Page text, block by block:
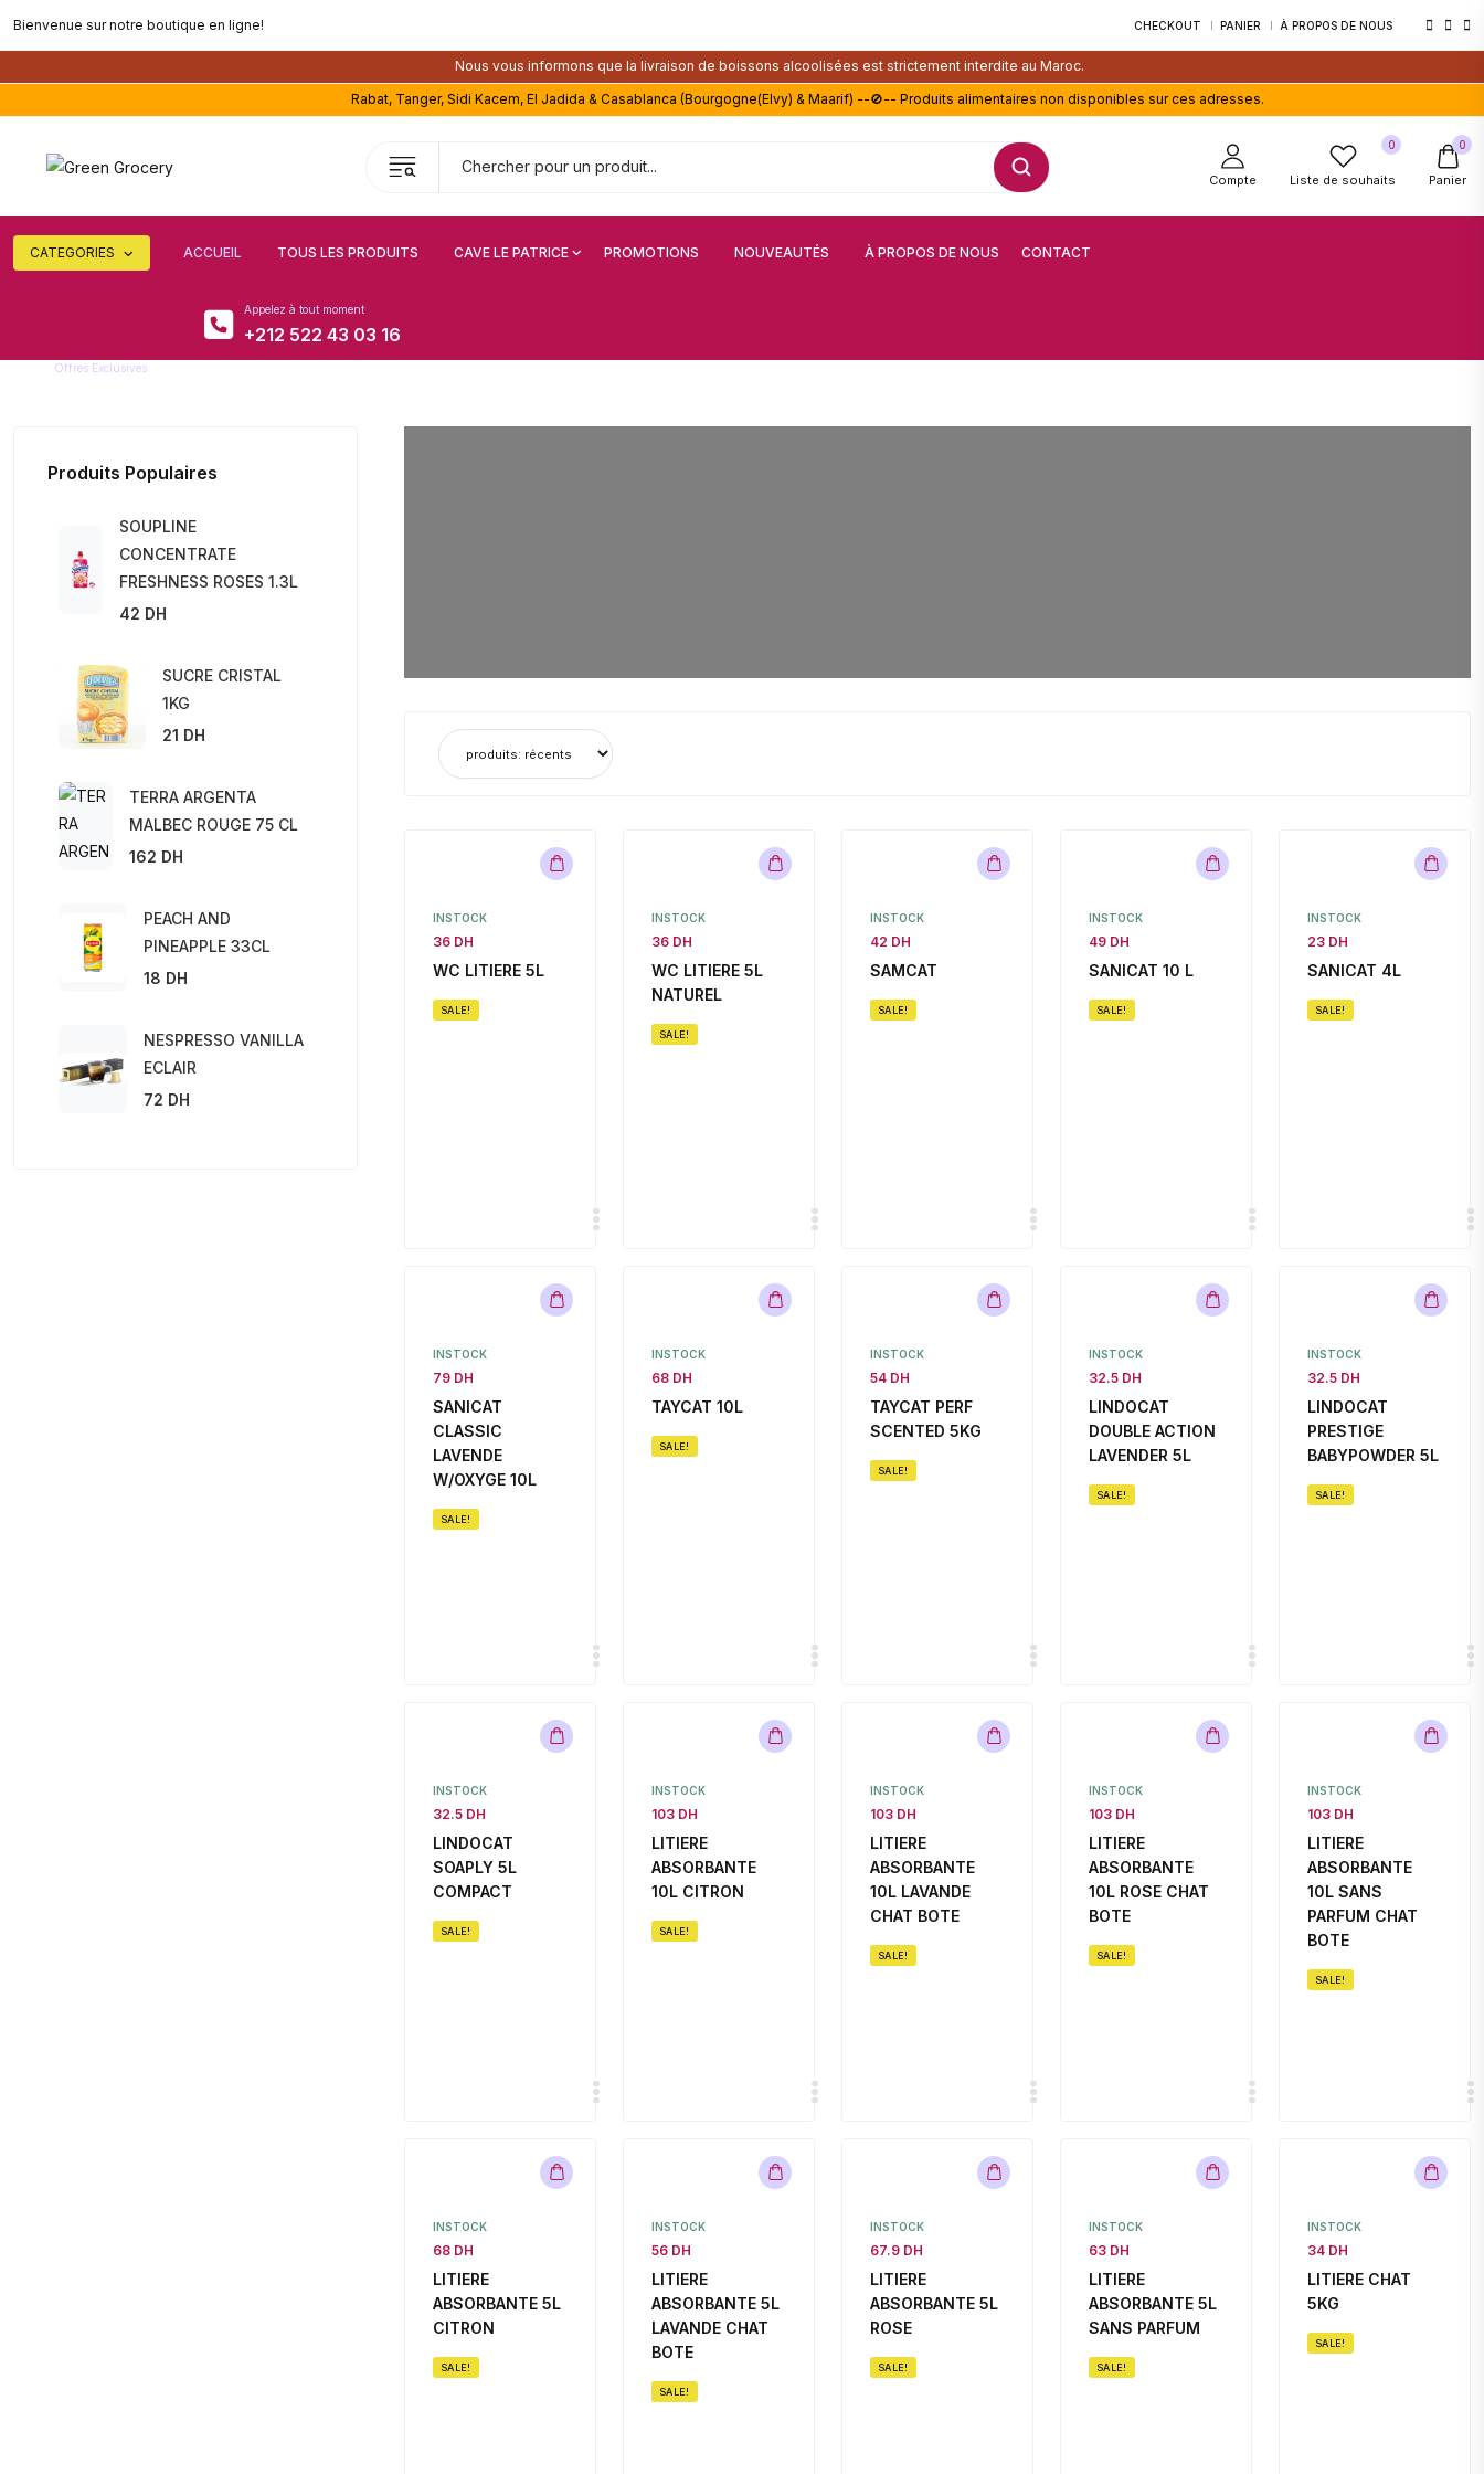
Bienvenue sur notre boutique en ligne! CHECKOUT PANIER À PROPOS DE NOUS
Nous vous informons que la livraison de boissons alcoolisées est strictement interdite au Maroc.
Rabat, Tanger, Sidi Kacem, El Jadida & Casablanca (Bourgogne(Elvy) & Maarif) --🚫-- Produits alimentaires non disponibles sur ces adresses.
Compte
0
Liste de souhaits
0
Panier
CATEGORIES ACCUEIL TOUS LES PRODUITS CAVE LE PATRICE PROMOTIONS NOUVEAUTÉS À PROPOS DE NOUS CONTACT
Offres Exclusives
Appelez à tout moment
+212 522 43 03 16
Produits Populaires
SOUPLINE
CONCENTRATE
FRESHNESS ROSES 1.3L
42 DH
SUCRE CRISTAL
1KG
21 DH
TERRA ARGENTA
MALBEC ROUGE 75 CL
162 DH
PEACH AND
PINEAPPLE 33CL
18 DH
NESPRESSO VANILLA
ECLAIR
72 DH
INSTOCK
36 DH
WC LITIERE 5L
SALE!
INSTOCK
36 DH
WC LITIERE 5L
NATUREL
SALE!
INSTOCK
42 DH
SAMCAT
SALE!
INSTOCK
49 DH
SANICAT 10 L
SALE!
INSTOCK
23 DH
SANICAT 4L
SALE!
INSTOCK
79 DH
SANICAT
CLASSIC
LAVENDE
W/OXYGE 10L
SALE!
INSTOCK
68 DH
TAYCAT 10L
SALE!
INSTOCK
54 DH
TAYCAT PERF
SCENTED 5KG
SALE!
INSTOCK
32.5 DH
LINDOCAT
DOUBLE ACTION
LAVENDER 5L
SALE!
INSTOCK
32.5 DH
LINDOCAT
PRESTIGE
BABYPOWDER 5L
SALE!
INSTOCK
32.5 DH
LINDOCAT
SOAPLY 5L
COMPACT
SALE!
INSTOCK
103 DH
LITIERE
ABSORBANTE
10L CITRON
SALE!
INSTOCK
103 DH
LITIERE
ABSORBANTE
10L LAVANDE
CHAT BOTE
SALE!
INSTOCK
103 DH
LITIERE
ABSORBANTE
10L ROSE CHAT
BOTE
SALE!
INSTOCK
103 DH
LITIERE
ABSORBANTE
10L SANS
PARFUM CHAT
BOTE
SALE!
INSTOCK
68 DH
LITIERE
ABSORBANTE 5L
CITRON
SALE!
INSTOCK
56 DH
LITIERE
ABSORBANTE 5L
LAVANDE CHAT
BOTE
SALE!
INSTOCK
67.9 DH
LITIERE
ABSORBANTE 5L
ROSE
SALE!
INSTOCK
63 DH
LITIERE
ABSORBANTE 5L
SANS PARFUM
SALE!
INSTOCK
34 DH
LITIERE CHAT
5KG
SALE!